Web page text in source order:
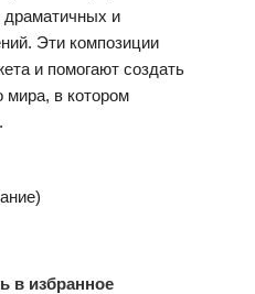
драматичных и
Эти композиции
и помогают создать
мира, в котором
в избранное